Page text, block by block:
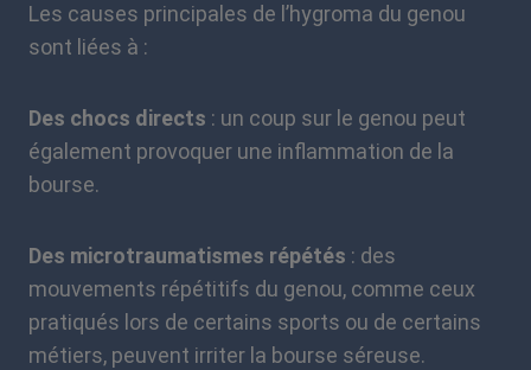
Les causes principales de l’hygroma du genou
sont liées à :
Des chocs directs : un coup sur le genou peut
également provoquer une inflammation de la
bourse.
Des microtraumatismes répétés : des
mouvements répétitifs du genou, comme ceux
pratiqués lors de certains sports ou de certains
métiers, peuvent irriter la bourse séreuse.